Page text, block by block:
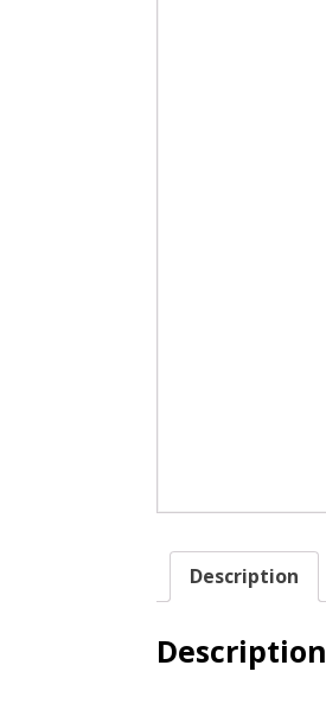
Description
Description